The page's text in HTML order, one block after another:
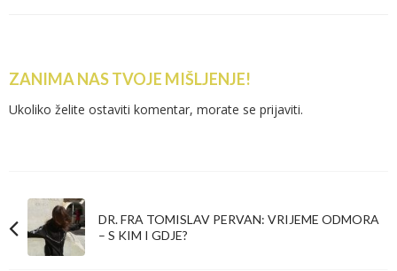
ZANIMA NAS TVOJE MIŠLJENJE!
Ukoliko želite ostaviti komentar, morate se prijaviti.
DR. FRA TOMISLAV PERVAN: VRIJEME ODMORA
– S KIM I GDJE?